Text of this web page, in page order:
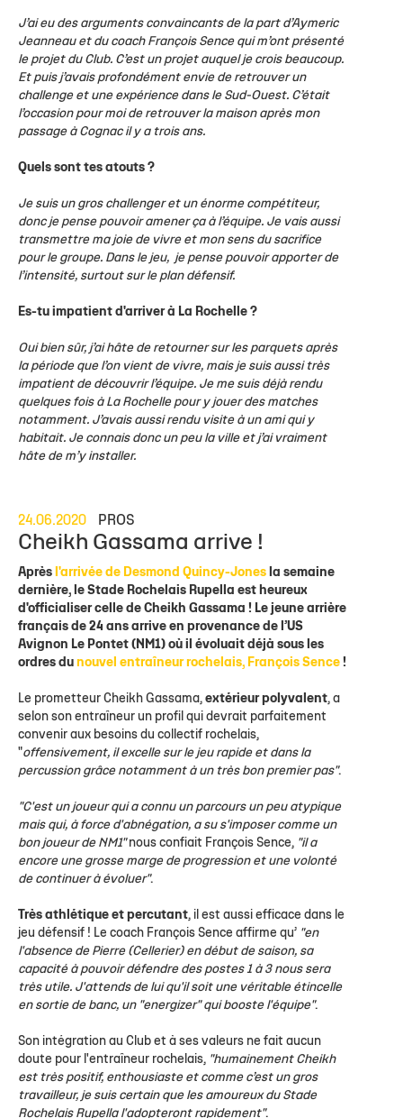
J’ai eu des arguments convaincants de la part d’Aymeric
Jeanneau et du coach François Sence qui m’ont présenté
le projet du Club. C’est un projet auquel je crois beaucoup.
Et puis j’avais profondément envie de retrouver un
challenge et une expérience dans le Sud-Ouest. C’était
l’occasion pour moi de retrouver la maison après mon
passage à Cognac il y a trois ans.
Quels sont tes atouts ?
Je suis un gros challenger et un énorme compétiteur,
donc je pense pouvoir amener ça à l’équipe. Je vais aussi
transmettre ma joie de vivre et mon sens du sacrifice
pour le groupe. Dans le jeu, je pense pouvoir apporter de
l’intensité, surtout sur le plan défensif.
Es-tu impatient d'arriver à La Rochelle ?
Oui bien sûr, j’ai hâte de retourner sur les parquets après
la période que l’on vient de vivre, mais je suis aussi très
impatient de découvrir l’équipe. Je me suis déjà rendu
quelques fois à La Rochelle pour y jouer des matches
notamment. J’avais aussi rendu visite à un ami qui y
habitait. Je connais donc un peu la ville et j’ai vraiment
hâte de m’y installer.
24.06.2020 PROS
Cheikh Gassama arrive !
Après l'arrivée de Desmond Quincy-Jones la semaine
dernière, le Stade Rochelais Rupella est heureux
d'officialiser celle de Cheikh Gassama ! Le jeune arrière
français de 24 ans arrive en provenance de l’US
Avignon Le Pontet (NM1) où il évoluait déjà sous les
ordres du nouvel entraîneur rochelais, François Sence !
Le prometteur Cheikh Gassama, extérieur polyvalent, a
selon son entraîneur un profil qui devrait parfaitement
convenir aux besoins du collectif rochelais,
"offensivement, il excelle sur le jeu rapide et dans la
percussion grâce notamment à un très bon premier pas".
"C'est un joueur qui a connu un parcours un peu atypique
mais qui, à force d'abnégation, a su s'imposer comme un
bon joueur de NM1"nous confiait François Sence, "il a
encore une grosse marge de progression et une volonté
de continuer à évoluer".
Très athlétique et percutant, il est aussi efficace dans le
jeu défensif ! Le coach François Sence affirme qu’ "en
l'absence de Pierre (Cellerier) en début de saison, sa
capacité à pouvoir défendre des postes 1 à 3 nous sera
très utile. J'attends de lui qu'il soit une véritable étincelle
en sortie de banc, un "energizer" qui booste l'équipe".
Son intégration au Club et à ses valeurs ne fait aucun
doute pour l'entraîneur rochelais, "humainement Cheikh
est très positif, enthousiaste et comme c’est un gros
travailleur, je suis certain que les amoureux du Stade
Rochelais Rupella l'adopteront rapidement".